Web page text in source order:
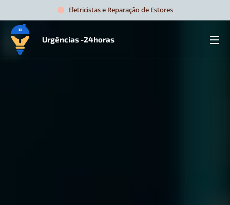
Eletricistas e Reparação de Estores
Urgências -24horas